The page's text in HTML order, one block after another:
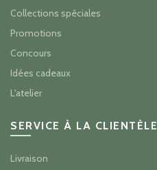
Collections spéciales
Promotions
Concours
Idées cadeaux
L'atelier
SERVICE À LA CLIENTÈLE
Livraison